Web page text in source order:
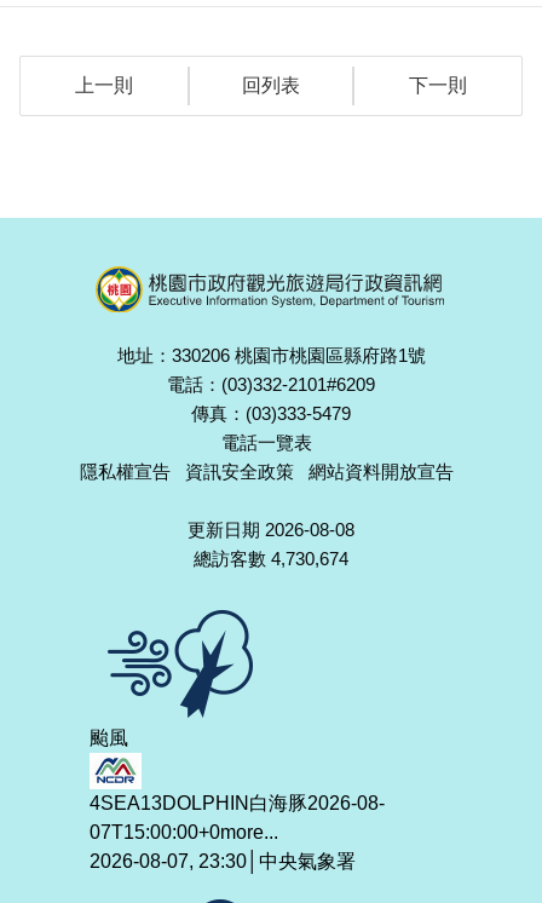
上一則 回列表 下一則
地址：330206 桃園市桃園區縣府路1號
電話：(03)332-2101#6209
傳真：(03)333-5479
電話一覽表
隱私權宣告
資訊安全政策 網站資料開放宣告
更新日期 2026-08-08
總訪客數 4,730,674
颱風
4SEA13DOLPHIN白海豚2026-08-
07T15:00:00+0more...
2026-08-07, 23:30│中央氣象署